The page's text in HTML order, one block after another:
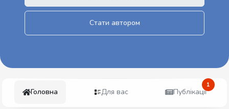
Стати автором
Головна Для вас Публікації
1